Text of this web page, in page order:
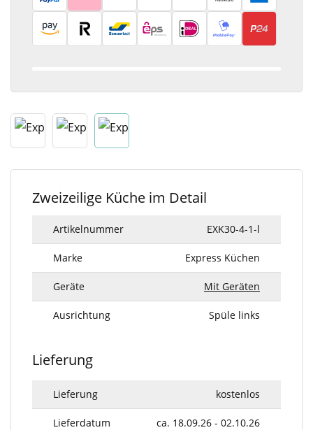
Zweizeilige Küche im Detail
Artikelnummer EXK30-4-1-l
Marke Express Küchen
Geräte Mit Geräten
Ausrichtung Spüle links
Lieferung
Lieferung kostenlos
Lieferdatum ca. 18.09.26 - 02.10.26